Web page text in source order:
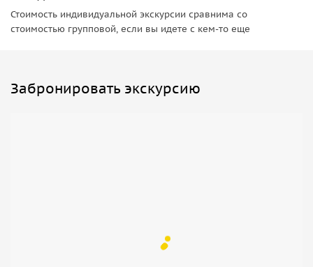
Стоимость индивидуальной экскурсии сравнима со
стоимостью групповой, если вы идете с кем-то еще
Забронировать экскурсию